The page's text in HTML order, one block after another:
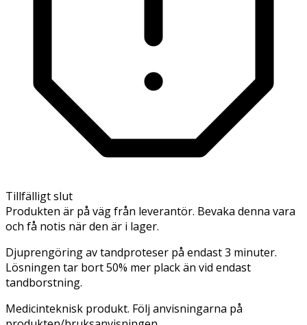
Tillfälligt slut
Produkten är på väg från leverantör. Bevaka denna vara
och få notis när den är i lager.
Djuprengöring av tandproteser på endast 3 minuter.
Lösningen tar bort 50% mer plack än vid endast
tandborstning.
Medicinteknisk produkt. Följ anvisningarna på